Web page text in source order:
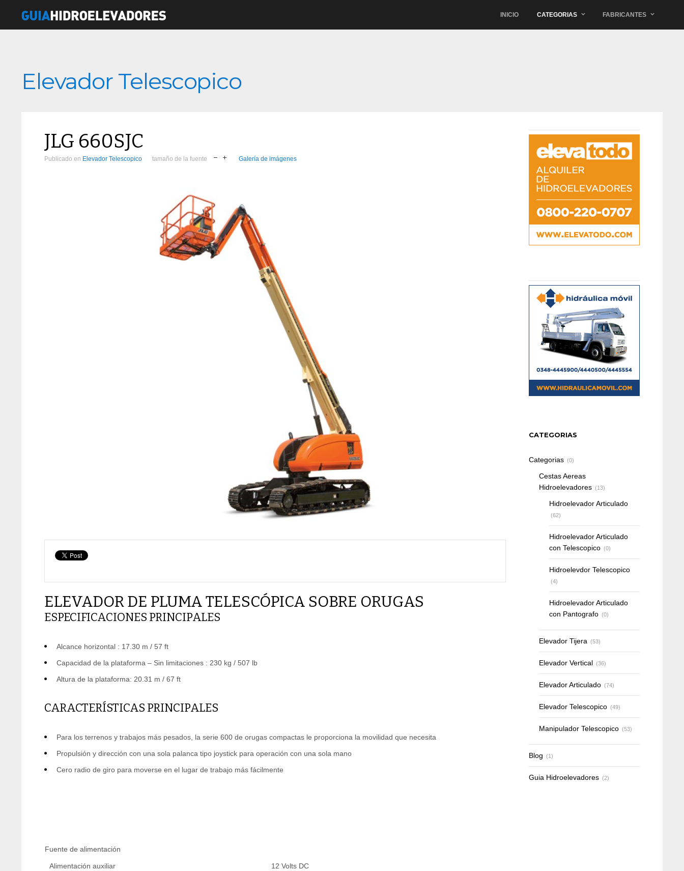
INICIO CATEGORIAS FABRICANTES
Elevador Telescopico
JLG 660SJC
Publicado en Elevador Telescopico tamaño de la fuente Galería de imágenes
ELEVADOR DE PLUMA TELESCÓPICA SOBRE ORUGAS
ESPECIFICACIONES PRINCIPALES
Alcance horizontal : 17.30 m / 57 ft
Capacidad de la plataforma – Sin limitaciones : 230 kg / 507 lb
Altura de la plataforma: 20.31 m / 67 ft
CARACTERÍSTICAS PRINCIPALES
Para los terrenos y trabajos más pesados, la serie 600 de orugas compactas le proporciona la movilidad que necesita
Propulsión y dirección con una sola palanca tipo joystick para operación con una sola mano
Cero radio de giro para moverse en el lugar de trabajo más fácilmente
Fuente de alimentación
Alimentación auxiliar 12 Volts DC
CATEGORIAS
Categorias (0)
Cestas Aereas
Hidroelevadores (13)
Hidroelevador Articulado
(62)
Hidroelevador Articulado
con Telescopico (0)
Hidroelevdor Telescopico
(4)
Hidroelevador Articulado
con Pantografo (0)
Elevador Tijera (53)
Elevador Vertical (36)
Elevador Articulado (74)
Elevador Telescopico (49)
Manipulador Telescopico (53)
Blog (1)
Guia Hidroelevadores (2)